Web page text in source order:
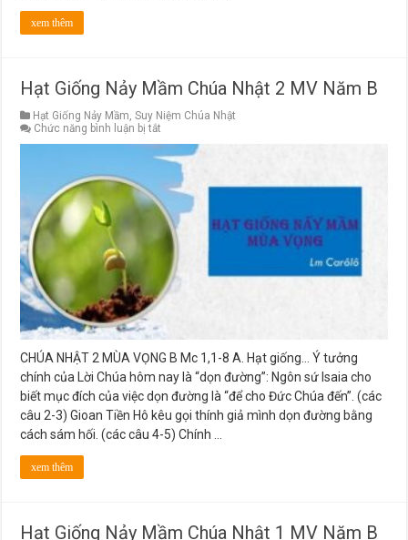
xem thêm
Hạt Giống Nảy Mầm Chúa Nhật 2 MV Năm B
Hạt Giống Nảy Mầm,Suy Niệm Chúa Nhật
Chức năng bình luận bị tắt
Giống
Nảy
Mầm
Chúa
Nhật
2
MV
Năm
CHÚA NHẬT 2 MÙA VỌNG B Mc 1,1-8 A. Hạt giống… Ý tưởng
chính của Lời Chúa hôm nay là “dọn đường”: Ngôn sứ Isaia cho
biết mục đích của việc dọn đường là “để cho Đức Chúa đến”. (các
câu 2-3) Gioan Tiền Hô kêu gọi thính giả mình dọn đường bằng
cách sám hối. (các câu 4-5) Chính …
xem thêm
Hạt Giống Nảy Mầm Chúa Nhật 1 MV Năm B